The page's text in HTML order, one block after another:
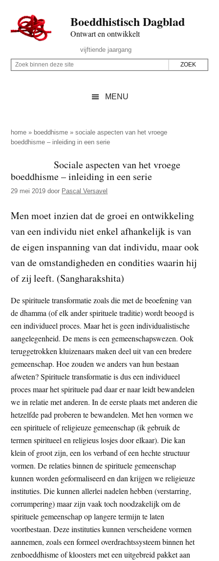
naar
de
inhoud
secondary
naar
de
sidebar
naar
de
Boeddhistisch Dagblad
Ontwart en ontwikkelt
Rechts
vijftiende jaargang
Z
p
d
z
e
i
t
e
Z
i
n
n
d
z
e
s
t
e
MENU
home » boeddhisme »sociale aspecten van het vroege
boeddhisme – inleiding in een serie
Sociale aspecten van het vroege
boeddhisme – inleiding in een serie
29 mei 2019 door Pascal Versavel
Men moet inzien dat de groei en ontwikkeling
van een individu niet enkel afhankelijk is van
de eigen inspanning van dat individu, maar ook
van de omstandigheden en condities waarin hij
of zij leeft. (Sangharakshita)
De spirituele transformatie zoals die met de beoefening van
de dhamma (of elk ander spirituele traditie) wordt beoogd is
een individueel proces. Maar het is geen individualistische
aangelegenheid. De mens is een gemeenschapswezen. Ook
teruggetrokken kluizenaars maken deel uit van een bredere
gemeenschap. Hoe zouden we anders van hun bestaan
afweten? Spirituele transformatie is dus een individueel
proces maar het spirituele pad daar er naar leidt bewandelen
we in relatie met anderen. In de eerste plaats met anderen die
hetzelfde pad proberen te bewandelen. Met hen vormen we
een spirituele of religieuze gemeenschap (ik gebruik de
termen spiritueel en religieus losjes door elkaar). Die kan
klein of groot zijn, een los verband of een hechte structuur
vormen. De relaties binnen de spirituele gemeenschap
kunnen worden geformaliseerd en dan krijgen we religieuze
instituties. Die kunnen allerlei nadelen hebben (verstarring,
corrumpering) maar zijn vaak toch noodzakelijk om de
spirituele gemeenschap op langere termijn te laten
voortbestaan. Deze instituties kunnen verscheidene vormen
aannemen, zoals een formeel overdrachtssysteem binnen het
zenboeddhisme of kloosters met een uitgebreid pakket aan